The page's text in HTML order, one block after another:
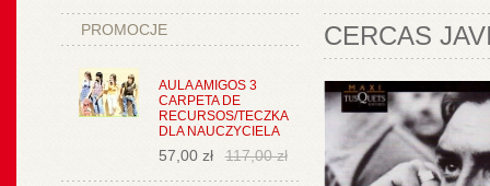
PROMOCJE
AULA AMIGOS 3
CARPETA DE
RECURSOS/TECZKA
DLA NAUCZYCIELA
57,00 zł 117,00 zł
CERCAS